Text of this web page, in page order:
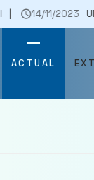
UN CADOU
ACTUAL